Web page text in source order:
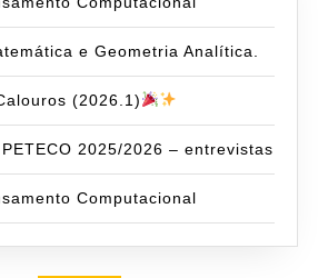
e Geometria Analítica.
(2026.1)
2025/2026 – entrevistas
Computacional